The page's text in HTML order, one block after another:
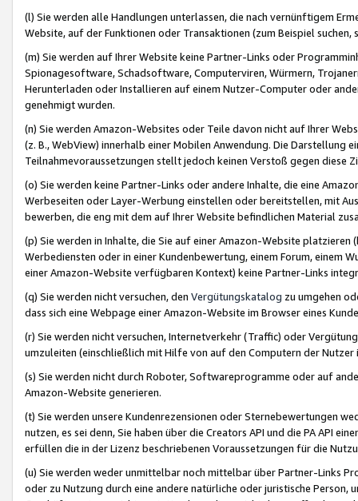
(l) Sie werden alle Handlungen unterlassen, die nach vernünftigem
Website, auf der Funktionen oder Transaktionen (zum Beispiel
(m) Sie werden auf Ihrer Website keine Partner-Links oder
Spionagesoftware, Schadsoftware, Computerviren, Würmern,
Herunterladen oder Installieren auf einem Nutzer-Computer oder
genehmigt wurden.
(n) Sie werden Amazon-Websites oder Teile davon nicht auf Ihrer
(z. B., WebView) innerhalb einer Mobilen Anwendung. Die Darstellung
Teilnahmevoraussetzungen stellt jedoch keinen Verstoß gegen diese
(o) Sie werden keine Partner-Links oder andere Inhalte, die eine
Werbeseiten oder Layer-Werbung einstellen oder bereitstellen, mit
bewerben, die eng mit dem auf Ihrer Website befindlichen Material
(p) Sie werden in Inhalte, die Sie auf einer Amazon-Website
Werbediensten oder in einer Kundenbewertung, einem Forum, einem
einer Amazon-Website verfügbaren Kontext) keine Partner-Links
(q) Sie werden nicht versuchen, den Vergütungskatalog zu umgehen
dass sich eine Webpage einer Amazon-Website im Browser eines
(r) Sie werden nicht versuchen, Internetverkehr (Traffic) oder
umzuleiten (einschließlich mit Hilfe von auf den Computern der
(s) Sie werden nicht durch Roboter, Softwareprogramme oder auf
Amazon-Website generieren.
(t) Sie werden unsere Kundenrezensionen oder Sternebewertungen
nutzen, es sei denn, Sie haben über die Creators API und die PA API
erfüllen die in der Lizenz beschriebenen Voraussetzungen für die
(u) Sie werden weder unmittelbar noch mittelbar über Partner-Links
oder zu Nutzung durch eine andere natürliche oder juristische